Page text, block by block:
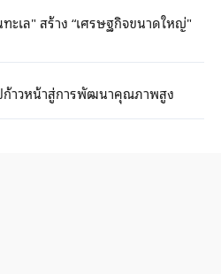
ะเล" สร้าง “เศรษฐกิจขนาดใหญ่"
ก้าวหน้าสู่การพัฒนาคุณภาพสูง